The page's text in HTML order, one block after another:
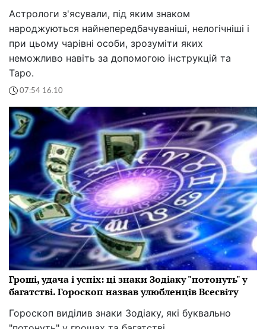
Астрологи з'ясували, під яким знаком
народжуються найнепередбачуваніші, нелогічніші і
при цьому чарівні особи, зрозуміти яких
неможливо навіть за допомогою інструкцій та
Таро.
07:54 16.10
Гроші, удача і успіх: ці знаки Зодіаку "потонуть" у
багатстві. Гороскоп назвав улюбленців Всесвіту
Гороскоп виділив знаки Зодіаку, які буквально